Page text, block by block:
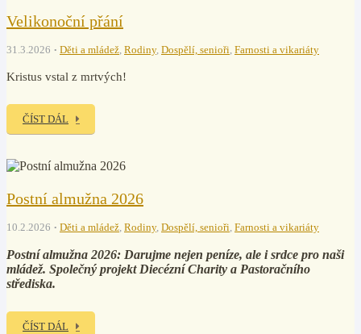
Velikonoční přání
31.3.2026 Děti a mládež, Rodiny, Dospělí, senioři, Farnosti a vikariáty
Kristus vstal z mrtvých!
ČÍST DÁL
Postní almužna 2026
10.2.2026 Děti a mládež, Rodiny, Dospělí, senioři, Farnosti a vikariáty
Postní almužna 2026: Darujme nejen peníze, ale i srdce pro naši
mládež. Společný projekt Diecézní Charity a Pastoračního
střediska.
ČÍST DÁL